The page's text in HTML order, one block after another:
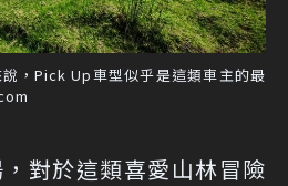
，Pick Up車型似乎是這類車主的最
對於這類喜愛山林冒險